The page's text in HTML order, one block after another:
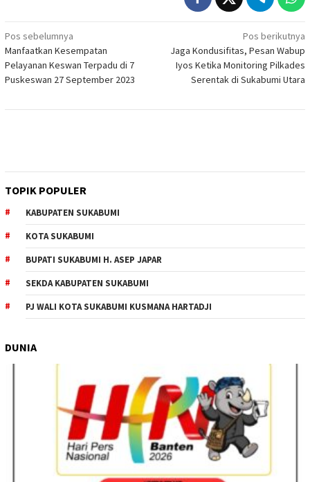
Navigasi
pos
Pos sebelumnya
Manfaatkan Kesempatan
Pelayanan Keswan Terpadu di 7
Puskeswan 27 September 2023
Pos berikutnya
Jaga Kondusifitas, Pesan Wabup
Iyos Ketika Monitoring Pilkades
Serentak di Sukabumi Utara
TOPIK POPULER
KABUPATEN SUKABUMI
KOTA SUKABUMI
BUPATI SUKABUMI H. ASEP JAPAR
SEKDA KABUPATEN SUKABUMI
PJ WALI KOTA SUKABUMI KUSMANA HARTADJI
DUNIA